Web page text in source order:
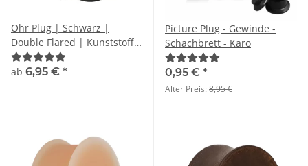
Ohr Plug | Schwarz |
Double Flared | Kunststoff /
Acryl
ab 6,95 € *
Picture Plug - Gewinde -
Schachbrett - Karo
0,95 € *
Alter Preis:8,95 €